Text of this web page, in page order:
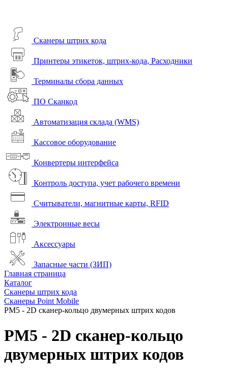
Сканеры штрих кода
Принтеры этикеток, штрих-кода, Расходники
Терминалы сбора данных
ПО Сканкод
Автоматизация склада (WMS)
Кассовое оборудование
Конвертеры интерфейса
Контроль доступа, учет рабочего времени
Считыватели, магнитные карты, RFID
Электронные весы
Аксессуары
Запасные части (ЗИП)
Главная страница
Каталог
Сканеры штрих кода
Сканеры Point Mobile
PM5 - 2D сканер-кольцо двумерных штрих кодов
PM5 - 2D сканер-кольцо
двумерных штрих кодов